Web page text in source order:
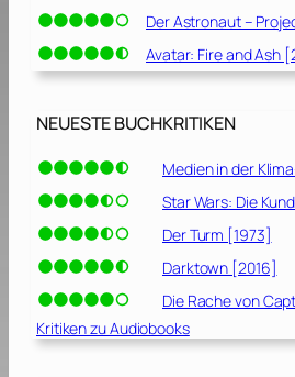
Der Astronaut –
Avatar: Fire and Ash
NEUESTE BUCHKRITIKEN
Medien in der
Star Wars: Die
Der Turm [1973]
Darktown [2016]
Die Rache von
Kritiken zu Audiobooks